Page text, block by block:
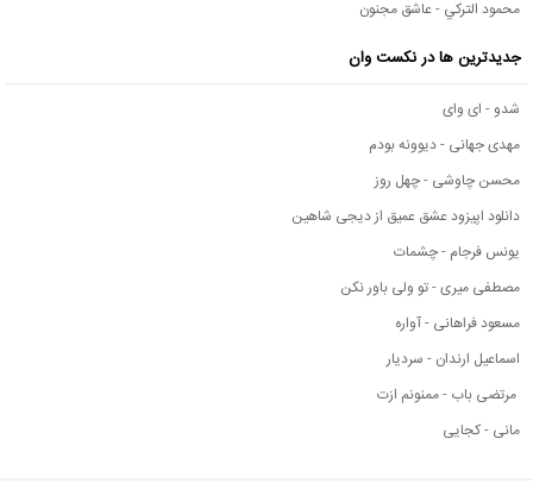
محمود التركي - عاشق مجنون
جدیدترین ها در نکست وان
شدو - ای وای
مهدی جهانی - دیوونه بودم
محسن چاوشی - چهل روز
دانلود اپیزود عشق عمیق از دیجی شاهین
یونس فرجام - چشمات
مصطفی میری - تو ولی باور نکن
مسعود فراهانی - آواره
اسماعیل ارندان - سردیار
مرتضی باب - ممنونم ازت
مانی - کجایی